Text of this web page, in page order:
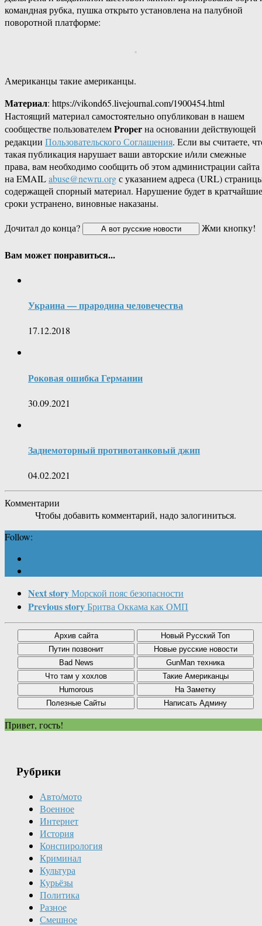
командная рубка, пушка открыто установлена на палубной
поворотной платформе:
Американцы такие американцы.
Материал: https://vikond65.livejournal.com/1900454.html
Настоящий материал самостоятельно опубликован в нашем
сообществе пользователемProperна основании действующей
редакции Пользовательского Соглашения. Если вы считаете,
такая публикация нарушает ваши авторские и/или смежные
права, вам необходимо сообщить об этом администрации сайта
на EMAILabuse@newru.orgс указанием адреса (URL)
содержащей спорный материал. Нарушение будет в кратчайшие
сроки устранено, виновные наказаны.
Дочитал до конца?
Жми кнопку!
Вам может понравиться...
Украина — прародина человечества
17.12.2018
Роковая ошибка Германии
30.09.2021
Заднемоторный противотанковый джип
04.02.2021
Комментарии
Чтобы добавить комментарий, надо залогиниться.
Follow:
Next storyМорской пояс безопасности
Previous storyБритва Оккама как ОМП
Привет, гость!
Рубрики
Авто/мото
Военное
Интернет
История
Конспирология
Криминал
Культура
Курьёзы
Политика
Разное
Смешное